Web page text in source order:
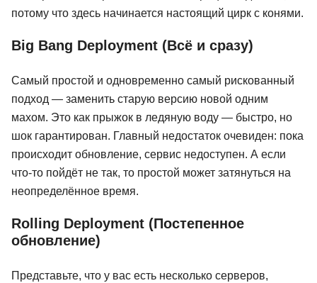
потому что здесь начинается настоящий цирк с конями.
Big Bang Deployment (Всё и сразу)
Самый простой и одновременно самый рискованный
подход — заменить старую версию новой одним
махом. Это как прыжок в ледяную воду — быстро, но
шок гарантирован. Главный недостаток очевиден: пока
происходит обновление, сервис недоступен. А если
что-то пойдёт не так, то простой может затянуться на
неопределённое время.
Rolling Deployment (Постепенное
обновление)
Представьте, что у вас есть несколько серверов,